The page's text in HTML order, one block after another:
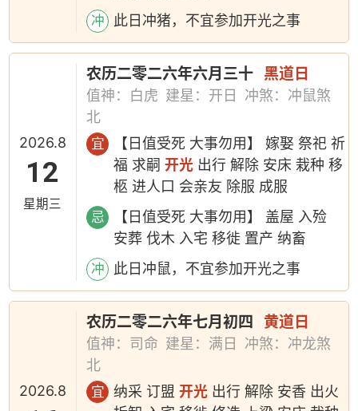
冲 此日冲猪，不宜参加开光之事
2026.8
12
星期三
农历二零二六年六月三十 黑道日
值神：白虎 建星：开日
冲煞：冲鼠煞
北
宜
【日值受死 大事勿用】 嫁娶 祭祀 祈
福 求嗣开光 出行 解除 安床 栽种 移
柩 进人口 会亲友 除服 成服
忌
【日值受死 大事勿用】 盖屋 入殓
安葬 伐木 入宅 移徙 置产 纳畜
冲 此日冲鼠，不宜参加开光之事
2026.8
农历二零二六年七月初四 黄道日
值神：司命 建星：满日
冲煞：冲龙煞
北
宜 纳采 订盟开光 出行 解除 安香 出火